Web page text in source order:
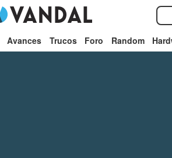
Avances Trucos Foro Random